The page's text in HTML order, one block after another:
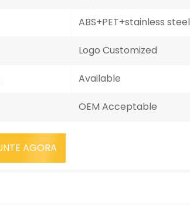
ABS+PET+stainless steel
Logo Customized
Available
OEM Acceptable
AGORA